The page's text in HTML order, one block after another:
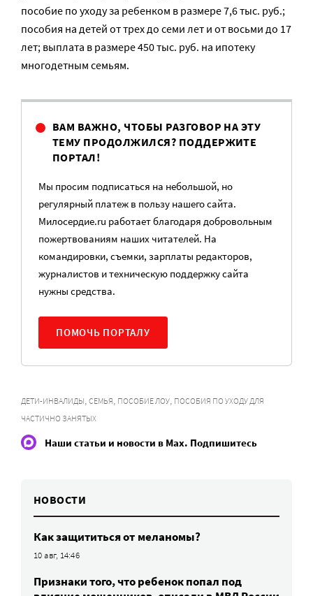
пособие по уходу за ребенком в размере 7,6 тыс. руб.;
пособия на детей от трех до семи лет и от восьми до 17
лет; выплата в размере 450 тыс. руб. на ипотеку
многодетным семьям.
ВАМ ВАЖНО, ЧТОБЫ РАЗГОВОР НА ЭТУ
ТЕМУ ПРОДОЛЖИЛСЯ? ПОДДЕРЖИТЕ
ПОРТАЛ!
Мы просим подписаться на небольшой, но
регулярный платеж в пользу нашего сайта.
Милосердие.ru работает благодаря добровольным
пожертвованиям наших читателей. На
командировки, съемки, зарплаты редакторов,
журналистов и техническую поддержку сайта
нужны средства.
ПОМОЧЬ ПОРТАЛУ
ДЕТИ-ИНВАЛИДЫ, СЕМЬЯ, ПОСОБИЕ ЛОУ, ПОСОБИЯ ПО УХОДУ ДЛЯ
ЧАСТИЧНО ЗАНЯТЫХ
Наши статьи и новости в Max. Подпишитесь
НОВОСТИ
Как защититься от меланомы?
10 авг, 14:46
Признаки того, что ребенок попал под